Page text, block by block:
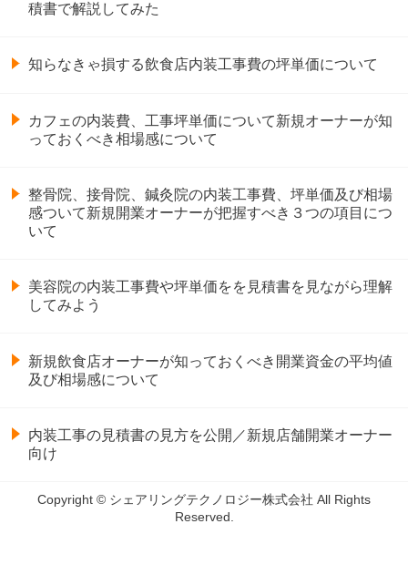
積書で解説してみた
知らなきゃ損する飲食店内装工事費の坪単価について
カフェの内装費、工事坪単価について新規オーナーが知
っておくべき相場感について
整骨院、接骨院、鍼灸院の内装工事費、坪単価及び相場
感ついて新規開業オーナーが把握すべき３つの項目につ
いて
美容院の内装工事費や坪単価をを見積書を見ながら理解
してみよう
新規飲食店オーナーが知っておくべき開業資金の平均値
及び相場感について
内装工事の見積書の見方を公開／新規店舗開業オーナー
向け
Copyright © シェアリングテクノロジー株式会社 All Rights
Reserved.